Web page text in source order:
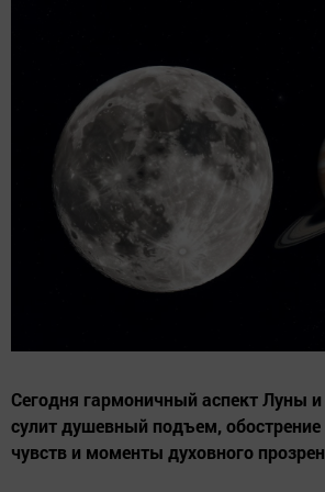
Сегодня гармоничный аспект Луны
сулит душевный подъем,
чувств и моменты духовного